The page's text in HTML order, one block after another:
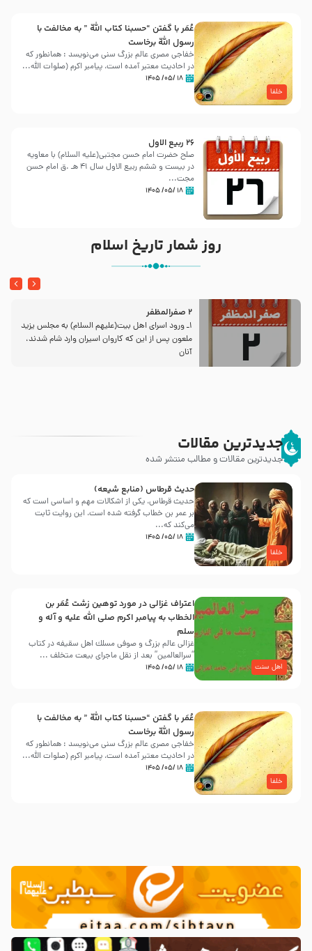
خلفا
عُمَر با گفتن “حسبنا كتاب اللّه ” به مخالفت با
رسول اللّه برخاست
خفاجی مصری عالم بزرگ سنی می‌نویسد : همانطور که
در احادیث معتبر آمده است، پیامبر اکرم (صلوات اللّه...
۱۸ /۰۵/ ۱۴۰۵
26 ربيع الاول
صلح حضرت امام حسن مجتبی(علیه السلام) با معاویه
در بیست و ششم ربیع الاول سال 41 هـ .ق امام حسن
مجت...
۱۸ /۰۵/ ۱۴۰۵
روز شمار تاریخ اسلام
2 صفرالمظفر
1ـ ورود اسراى اهل بیت‌(علیهم السلام) به مجلس یزید
ملعون پس از این كه كاروان اسیران وارد شام شدند،
آنان
جدیدترین مقالات
جدیدترین مقالات و مطالب منتشر شده
خلفا
حدیث قرطاس (منابع شیعه)
حدیث قرطاس، یکی از اشکالات مهم و اساسی است که
بر عمر بن خطاب گرفته شده است، این روایت ثابت
می‌کند که...
۱۸ /۰۵/ ۱۴۰۵
اهل سنت
اعتراف غزالی در مورد توهین زشت عُمَر بن
الخطاب به پیامبر اکرم صلی الله علیه و آله و
سلم
غزالی عالم بزرگ و صوفی مسلك اهل سقيفه در کتاب
“سرالعالمین” بعد از نقل ماجرای بیعت متخلف ...
۱۸ /۰۵/ ۱۴۰۵
خلفا
عُمَر با گفتن “حسبنا كتاب اللّه ” به مخالفت با
رسول اللّه برخاست
خفاجی مصری عالم بزرگ سنی می‌نویسد : همانطور که
در احادیث معتبر آمده است، پیامبر اکرم (صلوات اللّه...
۱۸ /۰۵/ ۱۴۰۵